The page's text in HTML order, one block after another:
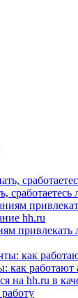
привлекать
как работают